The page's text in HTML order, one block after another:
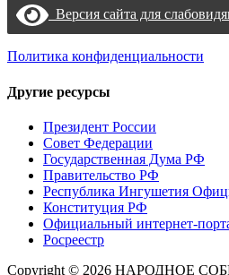
Версия сайта для
Политика конфиденциальности
Другие ресурсы
Президент России
Совет Федерации
Государственная Дума РФ
Правительство РФ
Республика Ингушетия
Конституция РФ
Официальный интернет-
Росреестр
Copyright © 2026 НАРОДНОЕ